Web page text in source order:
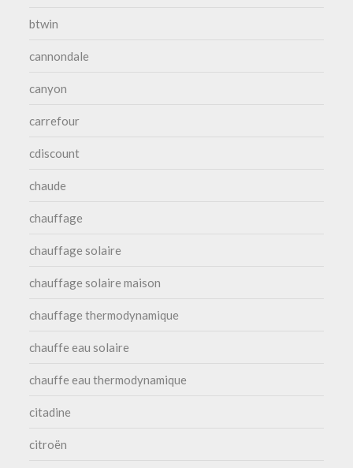
btwin
cannondale
canyon
carrefour
cdiscount
chaude
chauffage
chauffage solaire
chauffage solaire maison
chauffage thermodynamique
chauffe eau solaire
chauffe eau thermodynamique
citadine
citroën